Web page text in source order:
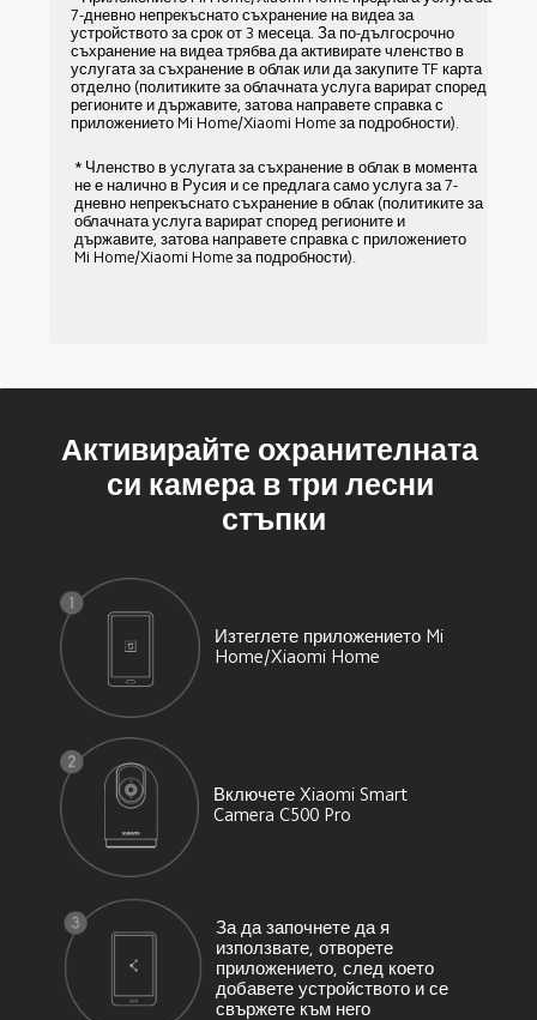
7-дневно непрекъснато съхранение на видеа за
устройството за срок от 3 месеца. За по-дългосрочно
съхранение на видеа трябва да активирате членство в
услугата за съхранение в облак или да закупите TF карта
отделно (политиките за облачната услуга варират според
регионите и държавите, затова направете справка с
приложението Mi Home/Xiaomi Home за подробности).
* Членство в услугата за съхранение в облак в момента
не е налично в Русия и се предлага само услуга за 7-
дневно непрекъснато съхранение в облак (политиките за
облачната услуга варират според регионите и
държавите, затова направете справка с приложението
Mi Home/Xiaomi Home за подробности).
Активирайте охранителната
си камера в три лесни
стъпки
Изтеглете приложението Mi
Home/Xiaomi Home
Включете Xiaomi Smart
Camera C500 Pro
За да започнете да я
използвате, отворете
приложението, след което
добавете устройството и се
свържете към него